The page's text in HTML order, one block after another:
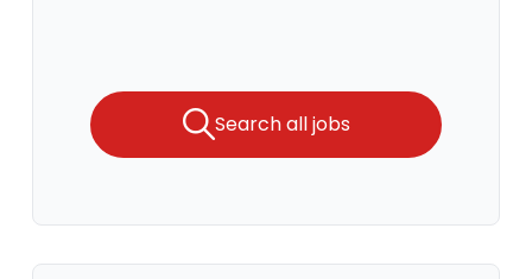
Search all jobs